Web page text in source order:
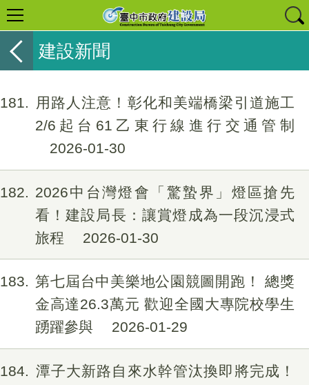
建設新聞
181
用路人注意！彰化和美端橋梁引道施工
2/6起台61乙東行線進行交通管制
2026-01-30
182
2026中台灣燈會「驚蟄界」燈區搶先
看！建設局長：讓賞燈成為一段沉浸式
旅程
2026-01-30
183
第七屆台中美樂地公園競圖開跑！ 總獎
金高達26.3萬元 歡迎全國大專院校學生
踴躍參與
2026-01-29
184
潭子大新路自來水幹管汰換即將完成！